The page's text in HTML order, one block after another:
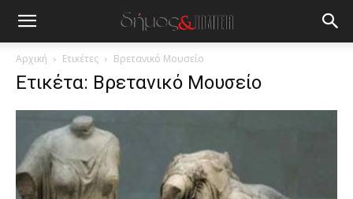
lesbians
very
hot
cam
show. desi
xxx
teaches
you
the
Αρχική Ετικέτες Βρετανικό Μουσείο
Ετικέτα: Βρετανικό Μουσείο